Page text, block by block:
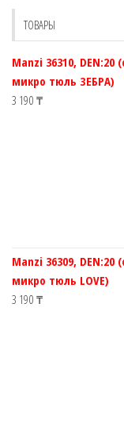
ТОВАРЫ
Manzi 36310,
микро тюль ЗЕБРА)
3 190 ₸
Manzi 36309,
микро тюль LOVE)
3 190 ₸